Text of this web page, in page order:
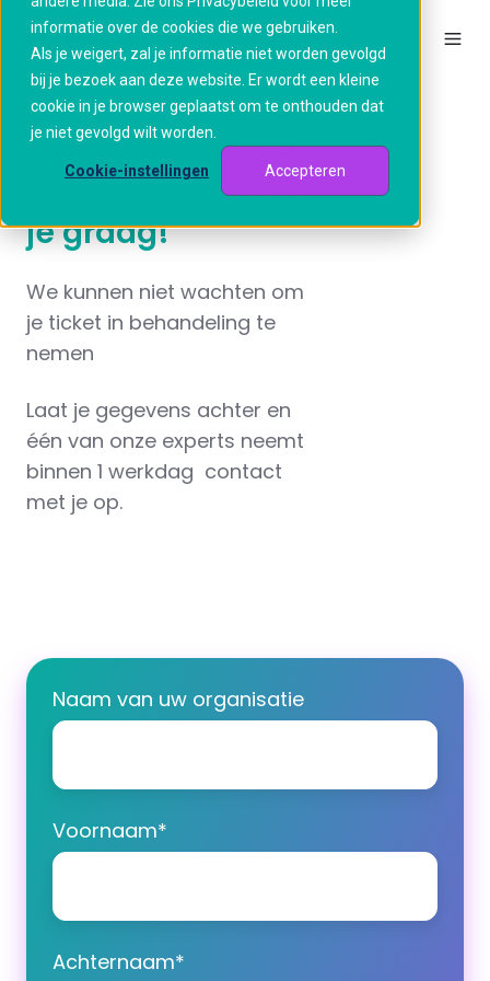
informatie over de cookies die we gebruiken.
Als je weigert, zal je informatie niet worden gevolgd
bij je bezoek aan deze website. Er wordt een kleine
cookie in je browser geplaatst om te onthouden dat
je niet gevolgd wilt worden.
Cookie-instellingen Accepteren
Ga met ons in gesprek
Wij ondersteunen
je graag!
We kunnen niet wachten om
je ticket in behandeling te
nemen
Laat je gegevens achter en
één van onze experts neemt
binnen 1 werkdag contact
met je op.
Naam van uw organisatie
Voornaam*
Achternaam*